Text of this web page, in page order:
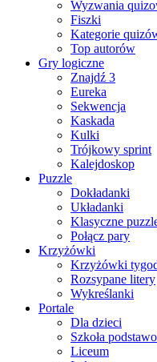
Wyzwania
Fiszki
Kategorie
Top autorów
Gry logiczne
Znajdź 3
Eureka
Sekwencja
Kaskada
Kulki
Trójkowy sprint
Kalejdoskop
Puzzle
Dokładanki
Układanki
Klasyczne
Połącz pary
Krzyżówki
Krzyżówki
Rozsypane litery
Wykreślanki
Portale
Dla dzieci
Szkoła
Liceum